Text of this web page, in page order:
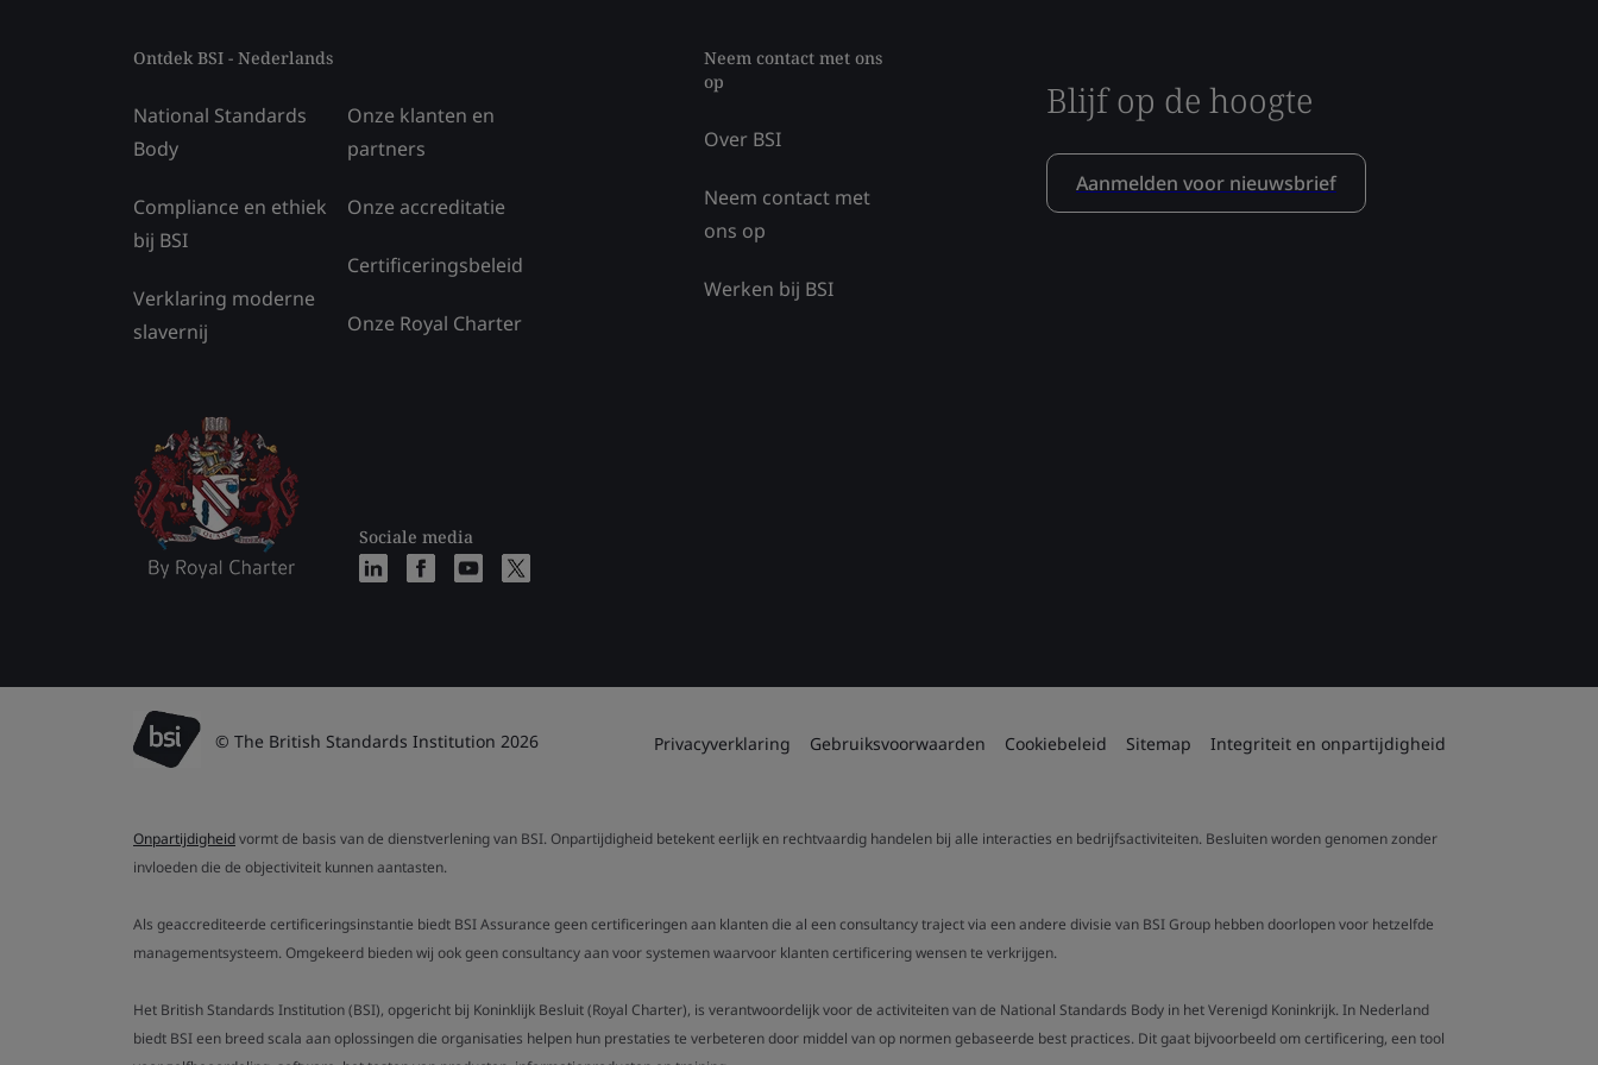
Ontdek BSI - Nederlands
National Standards
Body
Compliance en ethiek
bij BSI
Verklaring moderne
slavernij
Onze klanten en
partners
Onze accreditatie
Certificeringsbeleid
Onze Royal Charter
Sociale media
Neem contact met ons
op
Over BSI
Neem contact met
ons op
Werken bij BSI
Blijf op de hoogte
Aanmelden voor nieuwsbrief
© The British Standards Institution 2026 Privacyverklaring Gebruiksvoorwaarden Cookiebeleid Sitemap Integriteit en onpartijdigheid
Onpartijdigheidvormt de basis van de dienstverlening van BSI. Onpartijdigheid betekent eerlijk en rechtvaardig handelen bij alle interacties en bedrijfsactiviteiten. Besluiten worden genomen zonder
invloeden die de objectiviteit kunnen aantasten.
Als geaccrediteerde certificeringsinstantie biedt BSI Assurance geen certificeringen aan klanten die al een consultancy traject via een andere divisie van BSI Group hebben doorlopen voor hetzelfde
managementsysteem. Omgekeerd bieden wij ook geen consultancy aan voor systemen waarvoor klanten certificering wensen te verkrijgen.
Het British Standards Institution (BSI), opgericht bij Koninklijk Besluit (Royal Charter), is verantwoordelijk voor de activiteiten van de National Standards Body in het Verenigd Koninkrijk. In Nederland
biedt BSI een breed scala aan oplossingen die organisaties helpen hun prestaties te verbeteren door middel van op normen gebaseerde best practices. Dit gaat bijvoorbeeld om certificering, een tool